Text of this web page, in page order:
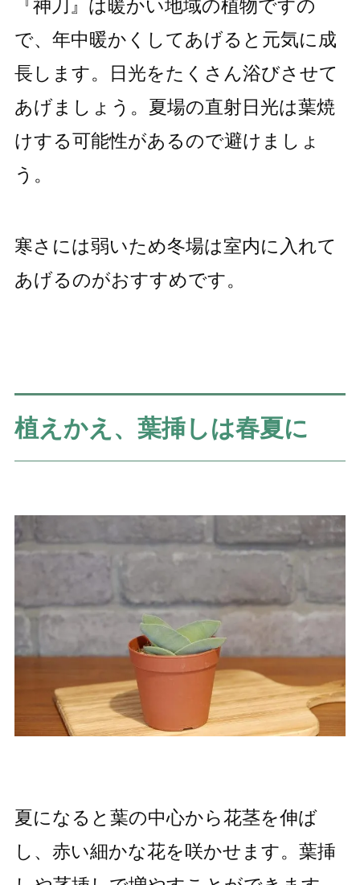
『神刀』は暖かい地域の植物ですの
で、年中暖かくしてあげると元気に成
長します。日光をたくさん浴びさせて
あげましょう。夏場の直射日光は葉焼
けする可能性があるので避けましょ
う。
寒さには弱いため冬場は室内に入れて
あげるのがおすすめです。
植えかえ、葉挿しは春夏に
夏になると葉の中心から花茎を伸ば
し、赤い細かな花を咲かせます。葉挿